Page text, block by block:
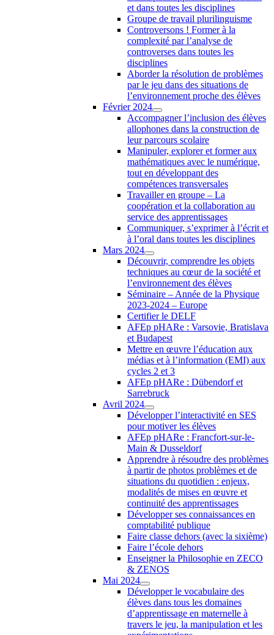
et dans toutes les disciplines
Groupe de travail plurilinguisme
Controversons ! Former à la
complexité par l’analyse de
controverses dans toutes les
disciplines
Aborder la résolution de problèmes
par le jeu dans des situations de
l’environnement proche des élèves
Février 2024
Accompagner l’inclusion des élèves
allophones dans la construction de
leur parcours scolaire
Manipuler, explorer et former aux
mathématiques avec le numérique,
tout en développant des
compétences transversales
Travailler en groupe – La
coopération et la collaboration au
service des apprentissages
Communiquer, s’exprimer à l’écrit et
à l’oral dans toutes les disciplines
Mars 2024
Découvrir, comprendre les objets
techniques au cœur de la société et
l’environnement des élèves
Séminaire – Année de la Physique
2023-2024 – Europe
Certifier le DELF
AFEp pHARe : Varsovie, Bratislava
et Budapest
Mettre en œuvre l’éducation aux
médias et à l’information (EMI) aux
cycles 2 et 3
AFEp pHARe : Dübendorf et
Sarrebruck
Avril 2024
Développer l’interactivité en SES
pour motiver les élèves
AFEp pHARe : Francfort-sur-le-
Main & Dusseldorf
Apprendre à résoudre des problèmes
à partir de photos problèmes et de
situations du quotidien : enjeux,
modalités de mises en œuvre et
continuité des apprentissages
Développer ses connaissances en
comptabilité publique
Faire classe dehors (avec la sixième)
Faire l’école dehors
Enseigner la Philosophie en ZECO
& ZENOS
Mai 2024
Développer le vocabulaire des
élèves dans tous les domaines
d’apprentissage en maternelle à
travers le jeu, la manipulation et les